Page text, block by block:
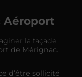
Aéroport
la façade
de Mérignac.
d’être sollicité